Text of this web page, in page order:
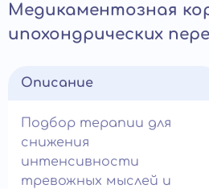
Медикаментозная
ипохондрических
Описание
Подбор терапии для
снижения
интенсивности
тревожных мыслей и